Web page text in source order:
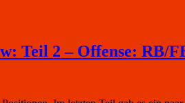
Teil 2 – Offense: RB/